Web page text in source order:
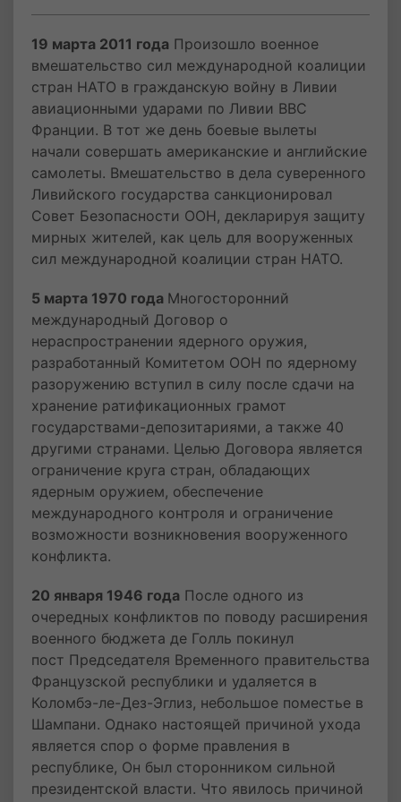
19 марта 2011 года Произошло военное
вмешательство сил международной коалиции
стран НАТО в гражданскую войну в Ливии
авиационными ударами по Ливии ВВС
Франции. В тот же день боевые вылеты
начали совершать американские и английские
самолеты. Вмешательство в дела суверенного
Ливийского государства санкционировал
Совет Безопасности ООН, декларируя защиту
мирных жителей, как цель для вооруженных
сил международной коалиции стран НАТО.
5 марта 1970 года Многосторонний
международный Договор о
нераспространении ядерного оружия,
разработанный Комитетом ООН по ядерному
разоружению вступил в силу после сдачи на
хранение ратификационных грамот
государствами-депозитариями, а также 40
другими странами. Целью Договора является
ограничение круга стран, обладающих
ядерным оружием, обеспечение
международного контроля и ограничение
возможности возникновения вооруженного
конфликта.
20 января 1946 года После одного из
очередных конфликтов по поводу расширения
военного бюджета де Голль покинул
пост Председателя Временного правительства
Французской республики и удаляется в
Коломбэ-ле-Дез-Эглиз, небольшое поместье в
Шампани. Однако настоящей причиной ухода
является спор о форме правления в
республике, Он был сторонником сильной
президентской власти. Что явилось причиной